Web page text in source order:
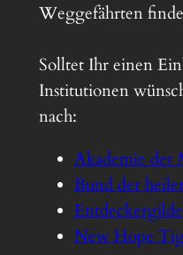
Weggefährten
Solltet Ihr einen
Institutionen
nach:
Akademie der
Bund der
Entdeckergilde
New Hope